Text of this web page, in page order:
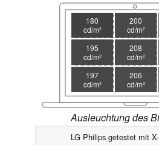
180
cd/m²
200
cd/m²
195
cd/m²
208
cd/m²
197
cd/m²
206
cd/m²
Ausleuchtung des
LG Philips getestet mit